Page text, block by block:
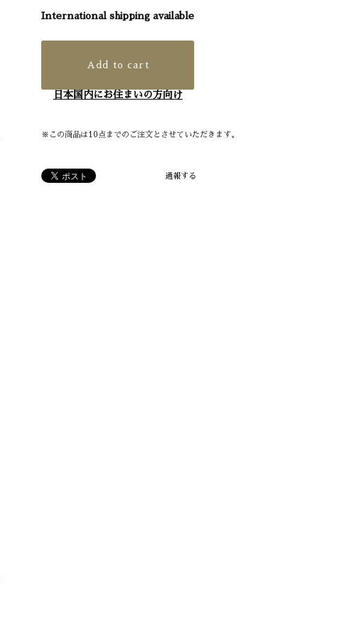
International shipping available
Add to cart
日本国内にお住まいの方向け
※この商品は10点までのご注文とさせていただきます。
通報する